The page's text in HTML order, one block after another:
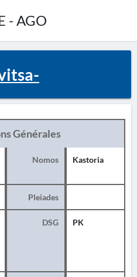
- AGO
Générales
Nomos Kastoria
Pleiades
DSG PK